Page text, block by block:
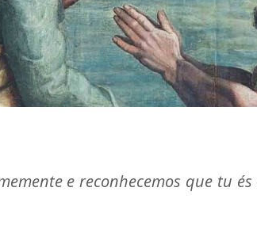
e reconhecemos que tu